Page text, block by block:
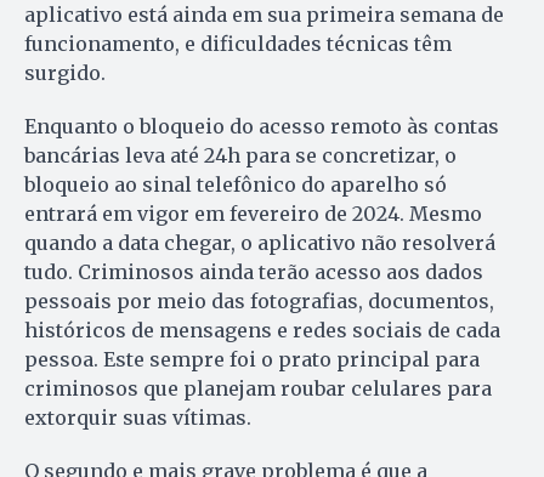
aplicativo está ainda em sua primeira semana de
funcionamento, e dificuldades técnicas têm
surgido.
Enquanto o bloqueio do acesso remoto às contas
bancárias leva até 24h para se concretizar, o
bloqueio ao sinal telefônico do aparelho só
entrará em vigor em fevereiro de 2024. Mesmo
quando a data chegar, o aplicativo não resolverá
tudo. Criminosos ainda terão acesso aos dados
pessoais por meio das fotografias, documentos,
históricos de mensagens e redes sociais de cada
pessoa. Este sempre foi o prato principal para
criminosos que planejam roubar celulares para
extorquir suas vítimas.
O segundo e mais grave problema é que a